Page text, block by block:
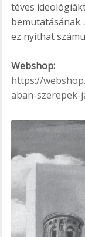
téves
ez nyithat
Webshop:
https://
aban-szerepek-